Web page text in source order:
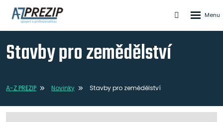
Stavby pro zemědělství
A-Z PREZIP Novinky Stavby pro zemědělství